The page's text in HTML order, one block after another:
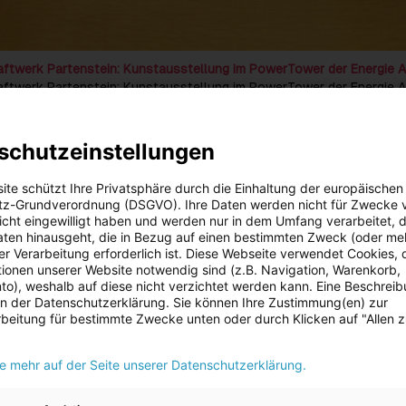
Partenstein: Kunstausstellung im PowerTower der Energie
Partenstein: Kunstausstellung im PowerTower der Energie
Energie AG steht in den kommenden Wochen wieder einmal
Anlässlich des 100-jährigen Jubiläums des Kraftwerks
der Kunstuniversität Linz eingeladen, Werke zu kreieren.
bis 30. September 2024 im Rahmen einer Ausstellung im Foyer
Werke von Studierenden des Co.Lab Akustische
die sich unter der Leitung von Peter Androsch kreativ mit der
des Wasserkraftwerks Partenstein befasst haben. Die
persönlichen Blick der Studierenden auf das Kraftwerk
Herkunft aus Ländern wie Kolumbien, Polen, Iran, Italien, Türkei,
spiegelt sich in ihren unterschiedlichen Reflexionen wider. Die elf
setzen sich in den daraus entstandenen Skulpturen,
und Bildern mit der einzigartigen Verbindung von
schützt Ihre Privatsphäre durch die Einhaltung der europäischen
Grundverordnung (DSGVO). Ihre Daten werden nicht für Zwecke
eingewilligt haben und werden nur in dem Umfang verarbeitet,
hinausgeht, die in Bezug auf einen bestimmten Zweck (oder
Verarbeitung erforderlich ist. Diese Webseite verwendet Cookies,
unserer Website notwendig sind (z.B. Navigation, Warenkorb,
weshalb auf diese nicht verzichtet werden kann. Eine
der Datenschutzerklärung. Sie können Ihre Zustimmung(en) zur
für bestimmte Zwecke unten oder durch Klicken auf "Allen
mehr auf der Seite unserer Datenschutzerklärung.